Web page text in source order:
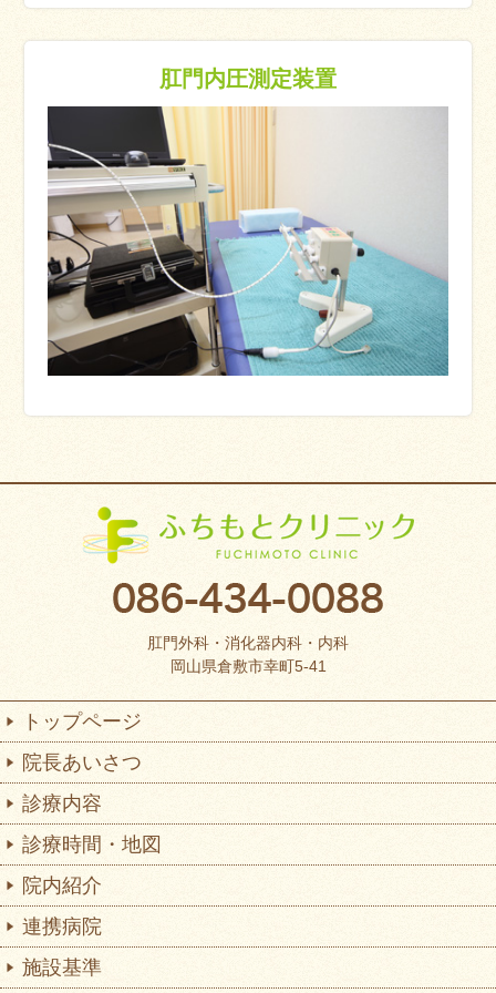
肛門内圧測定装置
肛門外科・消化器内科・内科
岡山県倉敷市幸町5-41
トップページ
院長あいさつ
診療内容
診療時間・地図
院内紹介
連携病院
施設基準